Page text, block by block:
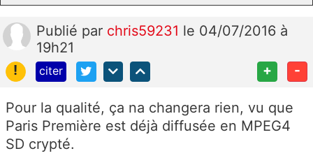
Publié par chris59231 le 04/07/2016 à
19h21
!
citer + -
Pour la qualité, ça na changera rien, vu que
Paris Première est déjà diffusée en MPEG4
SD crypté.